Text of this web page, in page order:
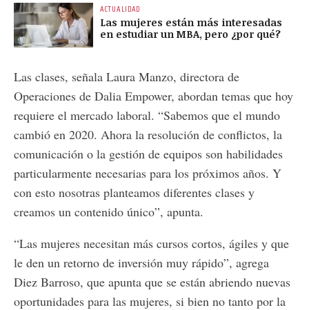
ACTUALIDAD
Las mujeres están más interesadas
en estudiar un MBA, pero ¿por qué?
Las clases, señala Laura Manzo, directora de
Operaciones de Dalia Empower, abordan temas que hoy
requiere el mercado laboral. “Sabemos que el mundo
cambió en 2020. Ahora la resolución de conflictos, la
comunicación o la gestión de equipos son habilidades
particularmente necesarias para los próximos años. Y
con esto nosotras planteamos diferentes clases y
creamos un contenido único”, apunta.
“Las mujeres necesitan más cursos cortos, ágiles y que
le den un retorno de inversión muy rápido”, agrega
Diez Barroso, que apunta que se están abriendo nuevas
oportunidades para las mujeres, si bien no tanto por la